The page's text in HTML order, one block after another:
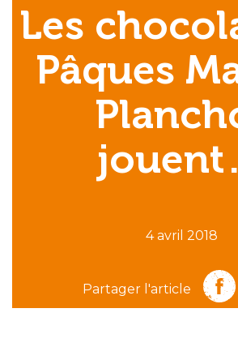
Les
Pâques
4 avril 2018
Partager l'article